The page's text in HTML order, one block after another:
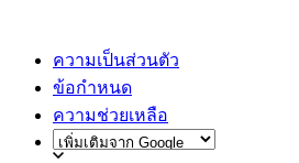
ความเป็นส่วนตัว
ข้อกำหนด
ความช่วยเหลือ